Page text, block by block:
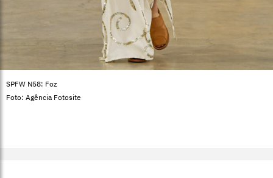
SPFW N58: Foz
Foto: Agência Fotosite